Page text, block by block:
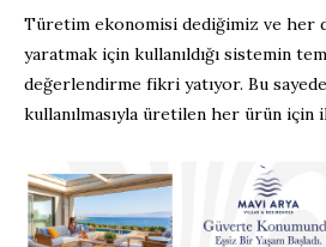
Türetim ekonomisi dediğimiz ve her
yaratmak için kullanıldığı sistemin
değerlendirme fikri yatıyor. Bu
kullanılmasıyla üretilen her ürün için